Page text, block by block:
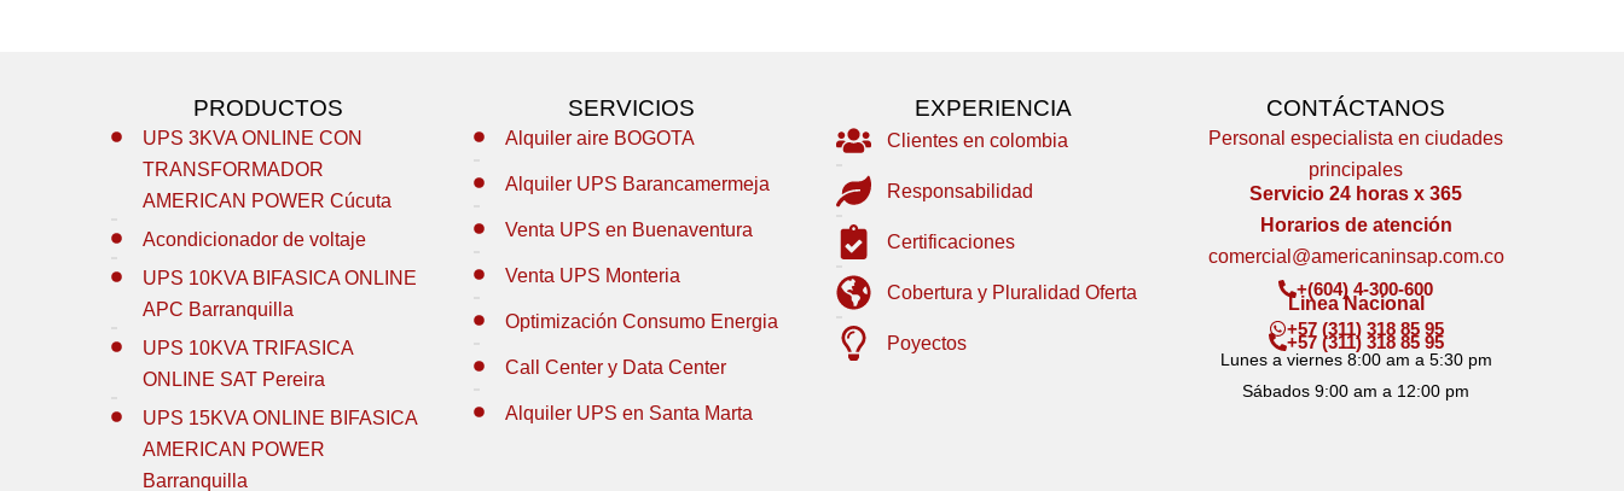
PRODUCTOS
UPS 3KVA ONLINE CON
TRANSFORMADOR
AMERICAN POWER Cúcuta
Acondicionador de voltaje
UPS 10KVA BIFASICA ONLINE
APC Barranquilla
UPS 10KVA TRIFASICA
ONLINE SAT Pereira
UPS 15KVA ONLINE BIFASICA
AMERICAN POWER
Barranquilla
SERVICIOS
Alquiler aire BOGOTA
Alquiler UPS Barancamermeja
Venta UPS en Buenaventura
Venta UPS Monteria
Optimización Consumo Energia
Call Center y Data Center
Alquiler UPS en Santa Marta
EXPERIENCIA
Clientes en colombia
Responsabilidad
Certificaciones
Cobertura y Pluralidad Oferta
Poyectos
CONTÁCTANOS
Personal especialista en ciudades
principales
Servicio 24 horas x 365
Horarios de atención
comercial@americaninsap.com.co
+(604) 4-300-600
Linea Nacional
+57 (311) 318 85 95
+57 (311) 318 85 95
Lunes a viernes 8:00 am a 5:30 pm
Sábados 9:00 am a 12:00 pm